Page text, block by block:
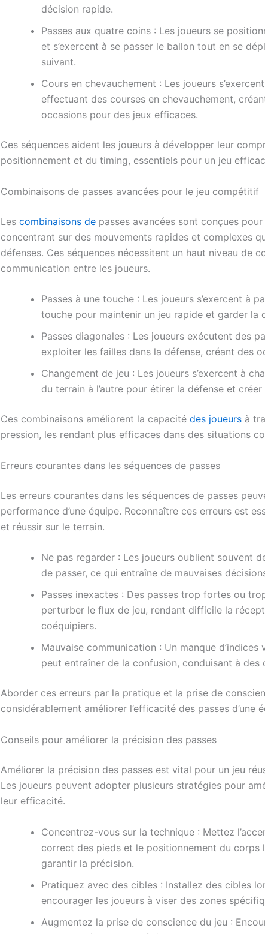
décision rapide.
Passes aux quatre coins : Les joueurs se
et s’exercent à se passer le ballon tout en se
suivant.
Cours en chevauchement : Les joueurs
effectuant des courses en chevauchement,
occasions pour des jeux efficaces.
Ces séquences aident les joueurs à développer leur
positionnement et du timing, essentiels pour un jeu
Combinaisons de passes avancées pour le jeu compétitif
Les combinaisons de passes avancées sont conçues
concentrant sur des mouvements rapides et complexes
défenses. Ces séquences nécessitent un haut niveau de
communication entre les joueurs.
Passes à une touche : Les joueurs s’exercent à
touche pour maintenir un jeu rapide et garder la
Passes diagonales : Les joueurs exécutent des
exploiter les failles dans la défense, créant des
Changement de jeu : Les joueurs s’exercent à
du terrain à l’autre pour étirer la défense et créer
Ces combinaisons améliorent la capacité des joueurs à
pression, les rendant plus efficaces dans des situations
Erreurs courantes dans les séquences de passes
Les erreurs courantes dans les séquences de passes
performance d’une équipe. Reconnaître ces erreurs est
et réussir sur le terrain.
Ne pas regarder : Les joueurs oublient souvent
de passer, ce qui entraîne de mauvaises
Passes inexactes : Des passes trop fortes ou
perturber le flux de jeu, rendant difficile la
coéquipiers.
Mauvaise communication : Un manque
peut entraîner de la confusion, conduisant à des
Aborder ces erreurs par la pratique et la prise de
considérablement améliorer l’efficacité des passes d’une
Conseils pour améliorer la précision des passes
Améliorer la précision des passes est vital pour un jeu
Les joueurs peuvent adopter plusieurs stratégies pour
leur efficacité.
Concentrez-vous sur la technique : Mettez
correct des pieds et le positionnement du corps
garantir la précision.
Pratiquez avec des cibles : Installez des cibles
encourager les joueurs à viser des zones
Augmentez la prise de conscience du jeu :